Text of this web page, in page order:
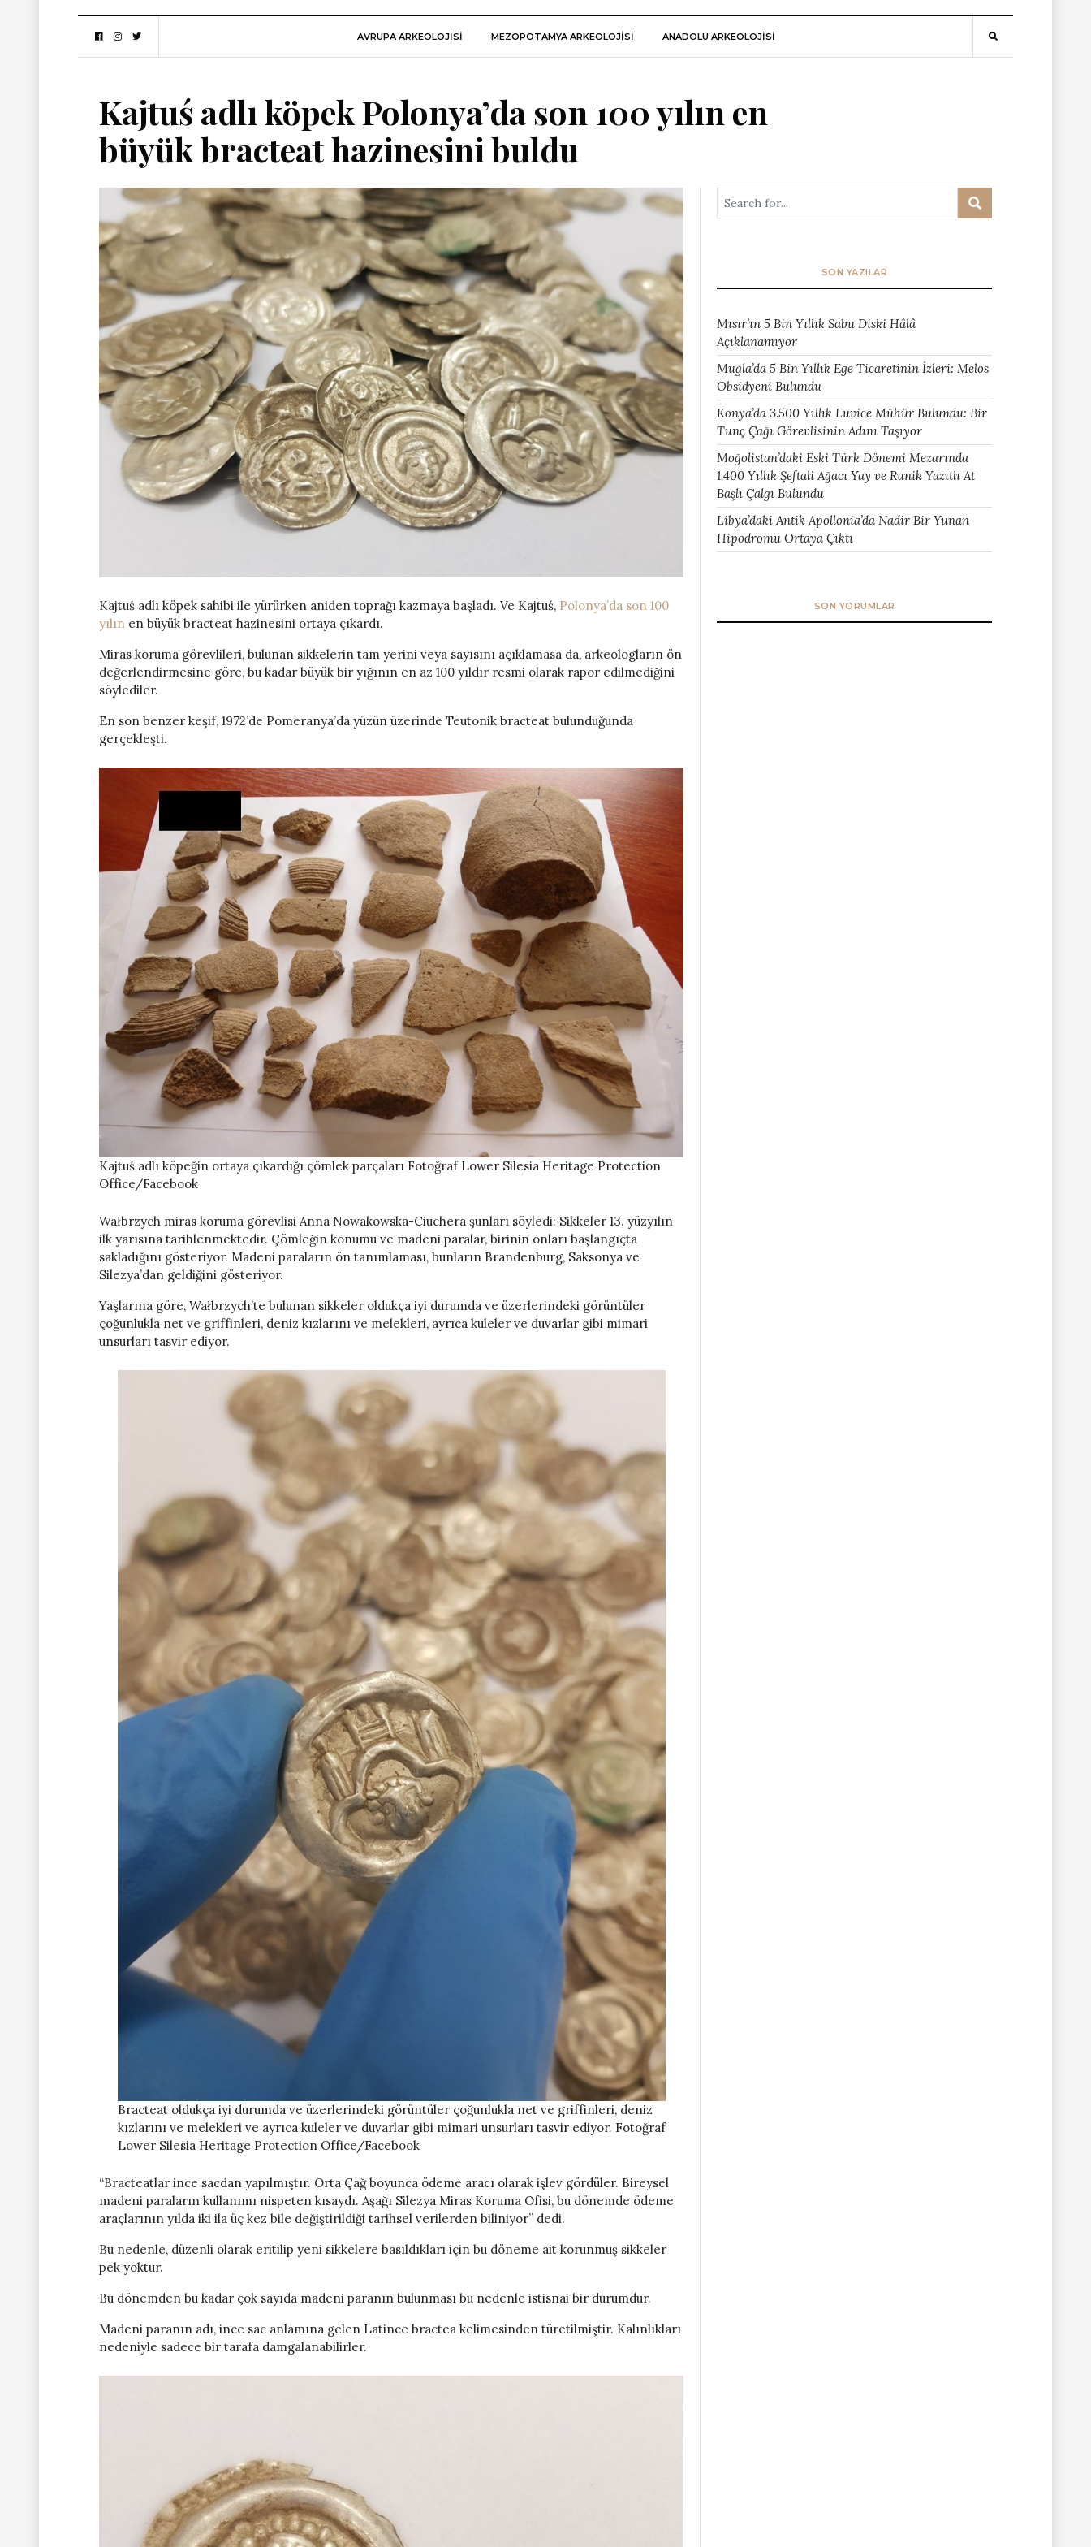
AVRUPA ARKEOLOJISI MEZOPOTAMYA ARKEOLOJISI ANADOLU ARKEOLOJİSİ
Kajtuś adlı köpek Polonya’da son 100 yılın en
büyük bracteat hazinesini buldu
Kajtuś adlı köpek sahibi ile yürürken aniden toprağı kazmaya başladı. Ve Kajtuś, Polonya’da son 100
yılın en büyük bracteat hazinesini ortaya çıkardı.
Miras koruma görevlileri, bulunan sikkelerin tam yerini veya sayısını açıklamasa da, arkeologların ön
değerlendirmesine göre, bu kadar büyük bir yığının en az 100 yıldır resmi olarak rapor edilmediğini
söylediler.
En son benzer keşif, 1972’de Pomeranya’da yüzün üzerinde Teutonik bracteat bulunduğunda
gerçekleşti.
Kajtuś adlı köpeğin ortaya çıkardığı çömlek parçaları Fotoğraf Lower Silesia Heritage Protection
Office/Facebook
Wałbrzych miras koruma görevlisi Anna Nowakowska-Ciuchera şunları söyledi: Sikkeler 13. yüzyılın
ilk yarısına tarihlenmektedir. Çömleğin konumu ve madeni paralar, birinin onları başlangıçta
sakladığını gösteriyor. Madeni paraların ön tanımlaması, bunların Brandenburg, Saksonya ve
Silezya’dan geldiğini gösteriyor.
Yaşlarına göre, Wałbrzych’te bulunan sikkeler oldukça iyi durumda ve üzerlerindeki görüntüler
çoğunlukla net ve griffinleri, deniz kızlarını ve melekleri, ayrıca kuleler ve duvarlar gibi mimari
unsurları tasvir ediyor.
Bracteat oldukça iyi durumda ve üzerlerindeki görüntüler çoğunlukla net ve griffinleri, deniz
kızlarını ve melekleri ve ayrıca kuleler ve duvarlar gibi mimari unsurları tasvir ediyor. Fotoğraf
Lower Silesia Heritage Protection Office/Facebook
“Bracteatlar ince sacdan yapılmıştır. Orta Çağ boyunca ödeme aracı olarak işlev gördüler. Bireysel
madeni paraların kullanımı nispeten kısaydı. Aşağı Silezya Miras Koruma Ofisi, bu dönemde ödeme
araçlarının yılda iki ila üç kez bile değiştirildiği tarihsel verilerden biliniyor” dedi.
Bu nedenle, düzenli olarak eritilip yeni sikkelere basıldıkları için bu döneme ait korunmuş sikkeler
pek yoktur.
Bu dönemden bu kadar çok sayıda madeni paranın bulunması bu nedenle istisnai bir durumdur.
Madeni paranın adı, ince sac anlamına gelen Latince bractea kelimesinden türetilmiştir. Kalınlıkları
nedeniyle sadece bir tarafa damgalanabilirler.
SON YAZILAR
Mısır’ın 5 Bin Yıllık Sabu Diski Hâlâ
Açıklanamıyor
Muğla’da 5 Bin Yıllık Ege Ticaretinin İzleri: Melos
Obsidyeni Bulundu
Konya’da 3.500 Yıllık Luvice Mühür Bulundu: Bir
Tunç Çağı Görevlisinin Adını Taşıyor
Moğolistan’daki Eski Türk Dönemi Mezarında
1.400 Yıllık Şeftali Ağacı Yay ve Runik Yazıtlı At
Başlı Çalgı Bulundu
Libya’daki Antik Apollonia’da Nadir Bir Yunan
Hipodromu Ortaya Çıktı
SON YORUMLAR